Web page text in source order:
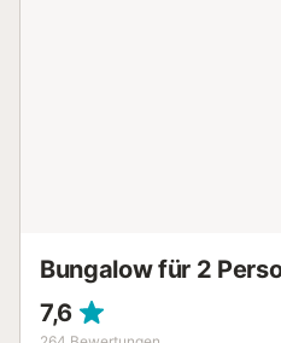
Bungalow für 2
7,6